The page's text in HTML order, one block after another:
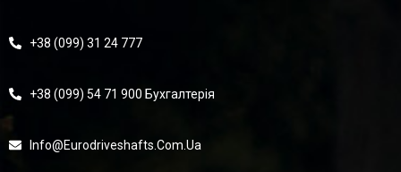
+38 (099) 31 24 777
+38 (099) 54 71 900 Бухгалтерія
Info@eurodriveshafts.com.ua